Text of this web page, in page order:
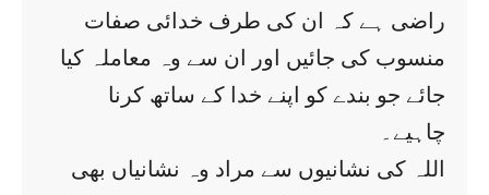
راضی ہے کہ ان کی طرف خدائی صفات
منسوب کی جائیں اور ان سے وہ معاملہ کیا
جائے جو بندے کو اپنے خدا کے ساتھ کرنا
چاہیے۔
اللہ کی نشانیوں سے مراد وہ نشانیاں بھی